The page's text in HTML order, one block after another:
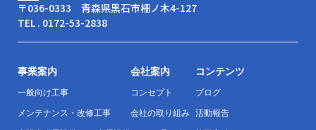
〒036-0333 青森県黒石市柵ノ木4-127
TEL . 0172-53-2838
事業案内
一般向け工事
メンテナンス・改修工事
会社案内
コンセプト
会社の取り組み
コンテンツ
ブログ
活動報告